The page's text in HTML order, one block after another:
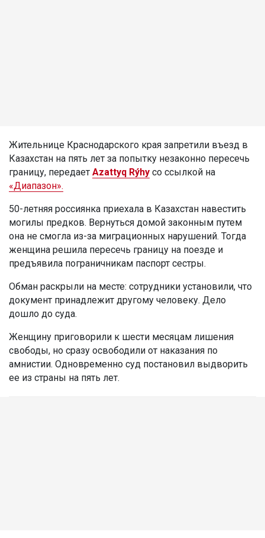
Жительнице Краснодарского края запретили въезд в
Казахстан на пять лет за попытку незаконно пересечь
границу, передает Azattyq Rýhy со ссылкой на
«Диапазон».
50-летняя россиянка приехала в Казахстан навестить
могилы предков. Вернуться домой законным путем
она не смогла из-за миграционных нарушений. Тогда
женщина решила пересечь границу на поезде и
предъявила пограничникам паспорт сестры.
Обман раскрыли на месте: сотрудники установили, что
документ принадлежит другому человеку. Дело
дошло до суда.
Женщину приговорили к шести месяцам лишения
свободы, но сразу освободили от наказания по
амнистии. Одновременно суд постановил выдворить
ее из страны на пять лет.